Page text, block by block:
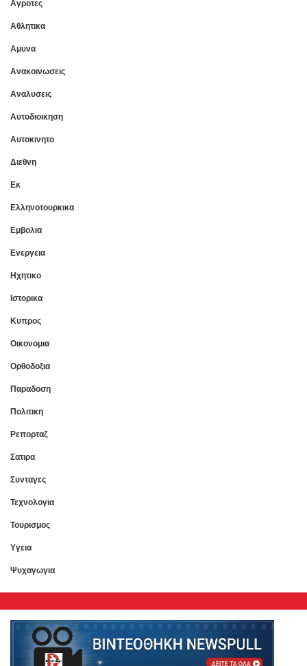
Αγροτες
Αθλητικα
Αμυνα
Ανακοινωσεις
Αναλυσεις
Αυτοδιοικηση
Αυτοκινητο
Διεθνη
Εκ
Ελληνοτουρκικα
Εμβολια
Ενεργεια
Ηχητικο
Ιστορικα
Κυπρος
Οικονομια
Ορθοδοξια
Παραδοση
Πολιτικη
Ρεπορταζ
Σατιρα
Συνταγες
Τεχνολογια
Τουρισμος
Υγεια
Ψυχαγωγια